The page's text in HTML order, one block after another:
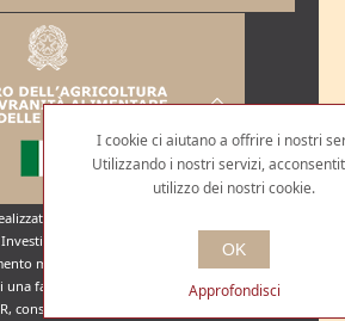
grazie al sostegno dei fondi
2.3 - Sottomisura
macchine agricole”, è consistito
una falciacondizionatrice Krone
consentendo all’impresa di
I cookie ci aiutano a offrire i nostri
Utilizzando i nostri servizi,
utilizzo dei nostri cookie.
OK
Approfondisci